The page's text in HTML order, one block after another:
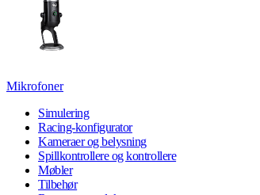
Mikrofoner
Simulering
Racing-konfigurator
Kameraer og belysning
Spillkontrollere og kontrollere
Møbler
Tilbehør